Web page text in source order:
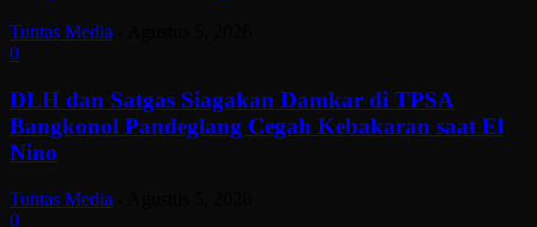
Tuntas Media
0
DLH dan Satgas Siagakan Damkar di TPSA
Bangkonol Pandeglang Cegah Kebakaran saat El
Nino
Tuntas Media
0